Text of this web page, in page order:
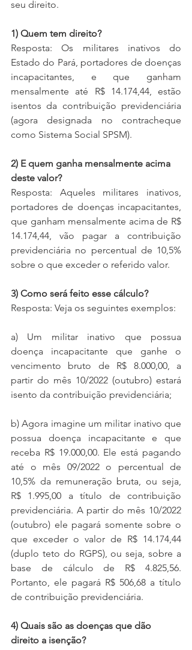
seu direito.
1) Quem tem direito?
Resposta: Os militares inativos do
Estado do Pará, portadores de doenças
incapacitantes, e que ganham
mensalmente até R$ 14.174,44, estão
isentos da contribuição previdenciária
(agora designada no contracheque
como Sistema Social SPSM).
2) E quem ganha mensalmente acima
deste valor?
Resposta: Aqueles militares inativos,
portadores de doenças incapacitantes,
que ganham mensalmente acima de R$
14.174,44, vão pagar a contribuição
previdenciária no percentual de 10,5%
sobre o que exceder o referido valor.
3) Como será feito esse cálculo?
Resposta: Veja os seguintes exemplos:
a) Um militar inativo que possua
doença incapacitante que ganhe o
vencimento bruto de R$ 8.000,00, a
partir do mês 10/2022 (outubro) estará
isento da contribuição previdenciária;
b) Agora imagine um militar inativo que
possua doença incapacitante e que
receba R$ 19.000,00. Ele está pagando
até o mês 09/2022 o percentual de
10,5% da remuneração bruta, ou seja,
R$ 1.995,00 a título de contribuição
previdenciária. A partir do mês 10/2022
(outubro) ele pagará somente sobre o
que exceder o valor de R$ 14.174,44
(duplo teto do RGPS), ou seja, sobre a
base de cálculo de R$ 4.825,56.
Portanto, ele pagará R$ 506,68 a título
de contribuição previdenciária.
4) Quais são as doenças que dão
direito a isenção?